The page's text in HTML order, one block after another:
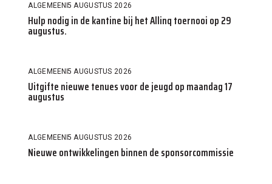
ALGEMEEN5 AUGUSTUS 2026
Hulp nodig in de kantine bij het Allinq toernooi op 29
augustus.
ALGEMEEN5 AUGUSTUS 2026
Uitgifte nieuwe tenues voor de jeugd op maandag 17
augustus
ALGEMEEN5 AUGUSTUS 2026
Nieuwe ontwikkelingen binnen de sponsorcommissie